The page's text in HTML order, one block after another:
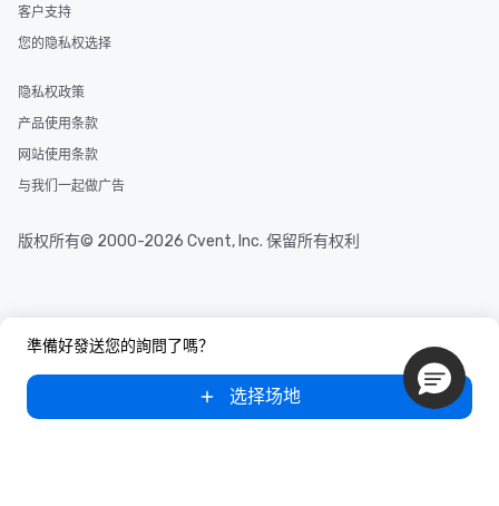
準備好發送您的詢問了嗎？
选择场地
客户支持
您的隐私权选择
隐私权政策
产品使用条款
网站使用条款
与我们一起做广告
版权所有© 2000-2026 Cvent, Inc. 保留所有权利